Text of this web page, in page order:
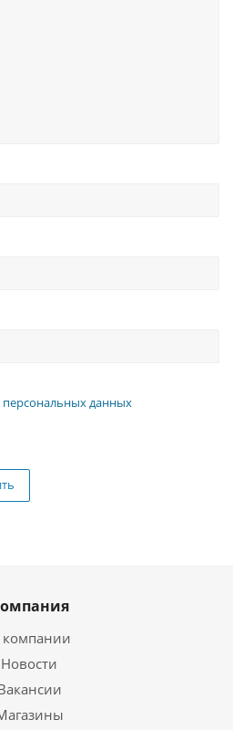
персональных данных
Новости